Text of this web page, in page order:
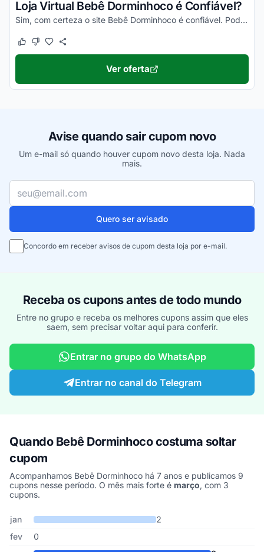
Loja Virtual Bebê Dorminhoco é Confiável?
Sim, com certeza o site Bebê Dorminhoco é confiável. Pode pesquisar no Reclame Aqui, observar as opiniões dos clientes que você vai se assegurar disso!
Este cupom funcionou
Este cupom não funcionou
Ver oferta
Avise quando sair cupom novo
Um e-mail só quando houver cupom novo desta loja. Nada
mais.
Seu e-mail
Quero ser avisado
Concordo em receber avisos de cupom desta loja por e-mail.
Receba os cupons antes de todo mundo
Entre no grupo e receba os melhores cupons assim que eles
saem, sem precisar voltar aqui para conferir.
Entrar no grupo do WhatsApp
Entrar no canal do Telegram
Quando Bebê Dorminhoco costuma soltar
cupom
Acompanhamos Bebê Dorminhoco há 7 anos e publicamos 9
cupons nesse período. O mês mais forte é março, com 3
cupons.
Cupons de Bebê Dorminhoco publicados por mês, somando os
Mês Cupons publicadosDesconto médio
jan
2
fev
0